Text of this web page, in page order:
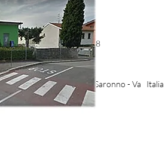
029609053 - 3485141708
Ferraris, 2-4 21047 Saronno - Va Italia